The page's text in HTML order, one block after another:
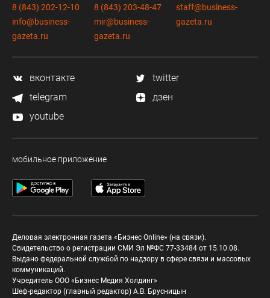
8 (843) 202-12-10
info@business-
gazeta.ru
8 (843) 203-48-47
mir@business-
gazeta.ru
staff@business-
gazeta.ru
вконтакте
twitter
telegram
дзен
youtube
мобильное приложение
Деловая электронная газета «Бизнес Online» (на связи).
Свидетельство о регистрации СМИ Эл №ФС 77-33484 от 15.10.08.
Выдано федеральной службой по надзору в сфере связи и массовых
коммуникаций.
Учредитель ООО «Бизнес Медия Холдинг»
Шеф-редактор (главный редактор) А.В. Брусницын